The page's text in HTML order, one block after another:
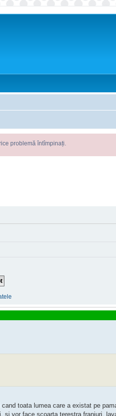
întîmpinați.
toata lumea care a existat pe
vor face scoarta terestra franjuri,